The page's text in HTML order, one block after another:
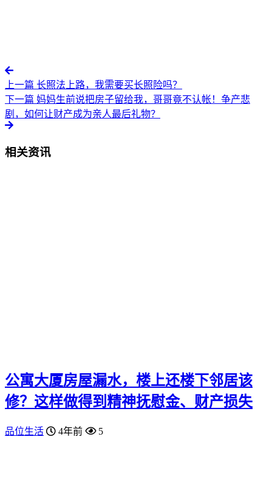
上一篇 长照法上路，我需要买长照险吗？
下一篇 妈妈生前说把房子留给我，哥哥竟不认帐！争产悲
剧，如何让财产成为亲人最后礼物？
相关资讯
公寓大厦房屋漏水，楼上还楼下邻居该
修？这样做得到精神抚慰金、财产损失
品位生活 4年前 5